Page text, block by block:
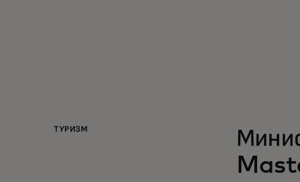
ТУРИЗМ